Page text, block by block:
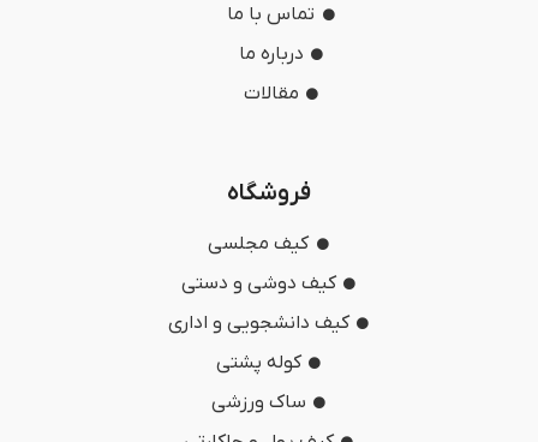
تماس با ما
درباره ما
مقالات
فروشگاه
کیف مجلسی
کیف دوشی و دستی
کیف دانشجویی و اداری
کوله پشتی
ساک ورزشی